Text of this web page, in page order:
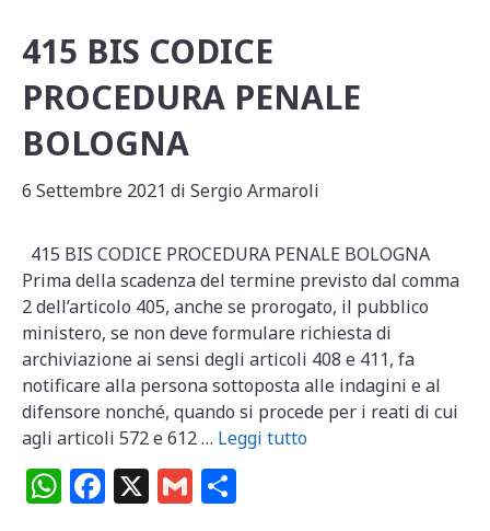
415 BIS CODICE
PROCEDURA PENALE
BOLOGNA
6 Settembre 2021 di Sergio Armaroli
415 BIS CODICE PROCEDURA PENALE BOLOGNA
Prima della scadenza del termine previsto dal comma
2 dell’articolo 405, anche se prorogato, il pubblico
ministero, se non deve formulare richiesta di
archiviazione ai sensi degli articoli 408 e 411, fa
notificare alla persona sottoposta alle indagini e al
difensore nonché, quando si procede per i reati di cui
agli articoli 572 e 612 … Leggi tutto
W F X G